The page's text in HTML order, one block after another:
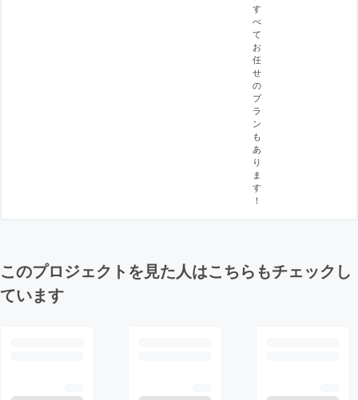
す
べ
て
お
任
せ
の
プ
ラ
ン
も
あ
り
ま
す
！
このプロジェクトを見た人はこちらもチェックし
ています